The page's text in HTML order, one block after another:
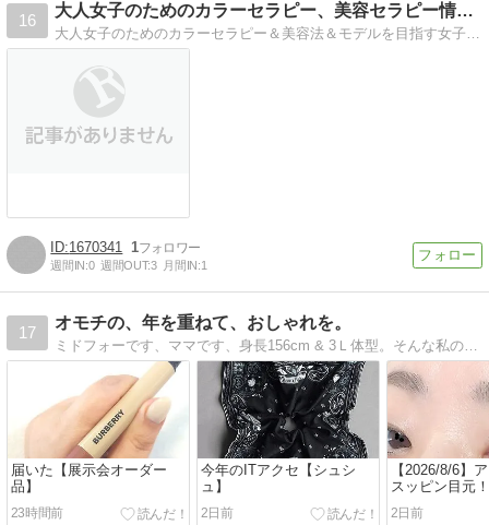
16
大人女子のためのカラーセラピー、美容セラピー情報を発信
大人女子のためのカラーセラピー＆美容法＆モデルを目指す女子を応援するサイトです。合コンで使えたり、あなたの狙いの男子を落とすカラーセラピーネタなど盛り沢山！
1670341 1
週間IN:0 週間OUT:3 月間IN:1
17
オモチの、年を重ねて、おしゃれを。
ミドフォーです、ママです、身長156cm & 3Ｌ体型。そんな私のおしゃれ日記。
届いた【展示会オーダー
品】
23時間前
今年のITアクセ【シュシ
ュ】
2日前
【2026/8/6】
スッピン目元！
2日前